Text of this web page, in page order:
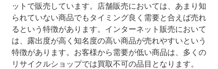
ットで販売しています。店舗販売においては、あまり知
られていない商品でもタイミング良く需要と合えば売れ
るという特徴があります。インターネット販売において
は、露出度が高く知名度の高い商品が売れやすいという
特徴があります。お客様から需要が低い商品は、多くの
リサイクルショップでは買取不可の品目となります。